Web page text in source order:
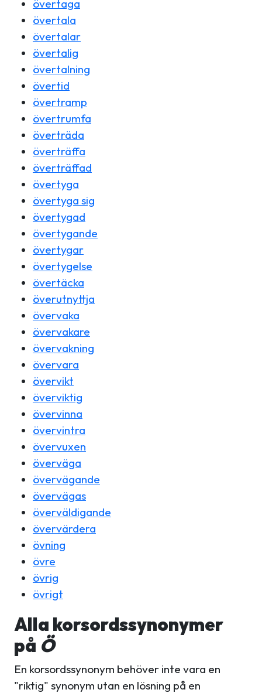
övertaga
övertala
övertalar
övertalig
övertalning
övertid
övertramp
övertrumfa
överträda
överträffa
överträffad
övertyga
övertyga sig
övertygad
övertygande
övertygar
övertygelse
övertäcka
överutnyttja
övervaka
övervakare
övervakning
övervara
övervikt
överviktig
övervinna
övervintra
övervuxen
överväga
övervägande
övervägas
överväldigande
övervärdera
övning
övre
övrig
övrigt
Alla korsordssynonymer
på Ö
En korsordssynonym behöver inte vara en
"riktig" synonym utan en lösning på en